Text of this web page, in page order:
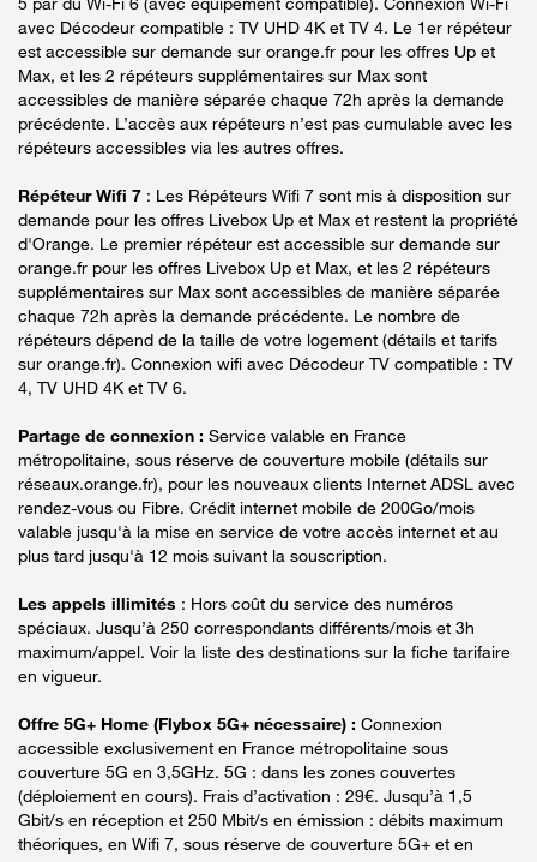
avec Décodeur compatible : TV UHD 4K et TV 4. Le 1er répéteur
est accessible sur demande sur orange.fr pour les offres Up et
Max, et les 2 répéteurs supplémentaires sur Max sont
accessibles de manière séparée chaque 72h après la demande
précédente. L’accès aux répéteurs n’est pas cumulable avec les
répéteurs accessibles via les autres offres.
Répéteur Wifi 7 : Les Répéteurs Wifi 7 sont mis à disposition sur
demande pour les offres Livebox Up et Max et restent la propriété
d'Orange. Le premier répéteur est accessible sur demande sur
orange.fr pour les offres Livebox Up et Max, et les 2 répéteurs
supplémentaires sur Max sont accessibles de manière séparée
chaque 72h après la demande précédente. Le nombre de
répéteurs dépend de la taille de votre logement (détails et tarifs
sur orange.fr). Connexion wifi avec Décodeur TV compatible : TV
4, TV UHD 4K et TV 6.
Partage de connexion : Service valable en France
métropolitaine, sous réserve de couverture mobile (détails sur
réseaux.orange.fr), pour les nouveaux clients Internet ADSL avec
rendez-vous ou Fibre. Crédit internet mobile de 200Go/mois
valable jusqu'à la mise en service de votre accès internet et au
plus tard jusqu'à 12 mois suivant la souscription.
Les appels illimités : Hors coût du service des numéros
spéciaux. Jusqu’à 250 correspondants différents/mois et 3h
maximum/appel. Voir la liste des destinations sur la fiche tarifaire
en vigueur.
Offre 5G+ Home (Flybox 5G+ nécessaire) : Connexion
accessible exclusivement en France métropolitaine sous
couverture 5G en 3,5GHz. 5G : dans les zones couvertes
(déploiement en cours). Frais d’activation : 29€. Jusqu’à 1,5
Gbit/s en réception et 250 Mbit/s en émission : débits maximum
théoriques, en Wifi 7, sous réserve de couverture 5G+ et en